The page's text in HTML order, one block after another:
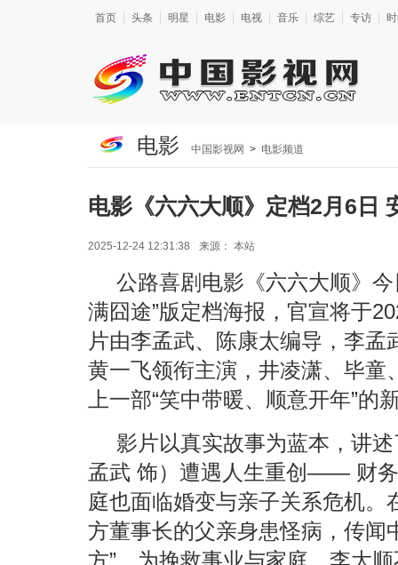
首页 头条 明星 电影 电视 音乐 综艺 专访
电影 中国影视网 > 电影频道
电影《六六大顺》定档2月6日
2025-12-24 12:31:38 来源： 本站
公路喜剧电影《六六大顺》
满囧途”版定档海报，官宣将于
片由李孟武、陈康太编导，李
黄一飞领衔主演，井凌潇、毕童
上一部“笑中带暖、顺意开年”的
影片以真实故事为蓝本，讲
孟武 饰）遭遇人生重创—— 财
庭也面临婚变与亲子关系危机
方董事长的父亲身患怪病，传闻
方”，为挽救事业与家庭，李大